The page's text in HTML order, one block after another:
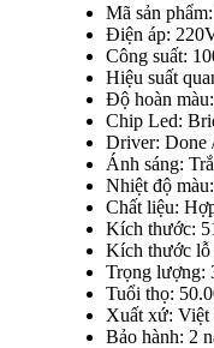
Mã sản
Điện áp:
Công suất:
Hiệu suất
Độ hoàn
Chip Led:
Driver: Done
Ánh sáng:
Nhiệt độ
Chất liệu:
Kích thước:
Kích thước lỗ
Trọng lượng:
Tuổi thọ:
Xuất xứ: Việt
Bảo hành: 2